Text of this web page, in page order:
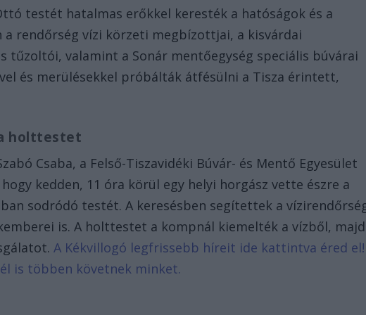
testét hatalmas erőkkel keresték a hatóságok és a
a rendőrség vízi körzeti megbízottjai, a kisvárdai
tűzoltói, valamint a Sonár mentőegység speciális búvárai
és merülésekkel próbálták átfésülni a Tisza érintett,
holttestet
Csaba, a Felső-Tiszavidéki Búvár- és Mentő Egyesület
kedden, 11 óra körül egy helyi horgász vette észre a
sodródó testét. A keresésben segítettek a
is. A holttestet a kompnál kiemelték a vízből, majd
A Kékvillogó legfrissebb híreit ide kattintva éred el!
is többen követnek minket.